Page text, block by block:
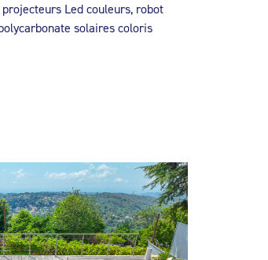
Led couleurs, robot
solaires coloris